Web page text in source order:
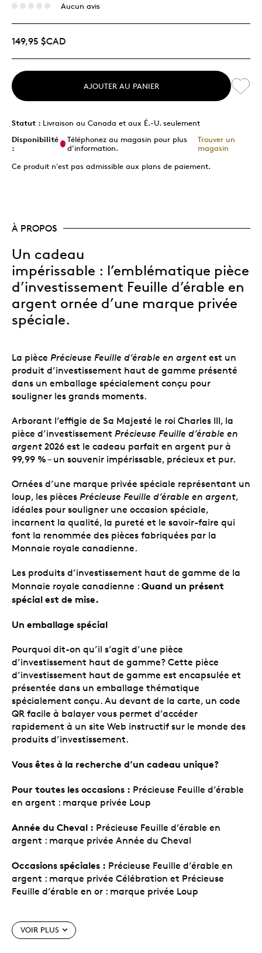
Aucun avis
149,95 $CAD
AJOUTER AU PANIER
Statut : Livraison au Canada et aux É.-U. seulement
Disponibilité
:
Téléphonez au magasin pour plus
d’information.
Trouver un
magasin
Ce produit n'est pas admissible aux plans de paiement.
À PROPOS
Un cadeau
impérissable : l’emblématique pièce
d’investissement Feuille d’érable en
argent ornée d’une marque privée
spéciale.
La pièce Précieuse Feuille d’érable en argent est un
produit d’investissement haut de gamme présenté
dans un emballage spécialement conçu pour
souligner les grands moments.
Arborant l’effigie de Sa Majesté le roi Charles III, la
pièce d’investissement Précieuse Feuille d’érable en
argent 2026 est le cadeau parfait en argent pur à
99,99 % – un souvenir impérissable, précieux et pur.
Ornées d’une marque privée spéciale représentant un
loup, les pièces Précieuse Feuille d’érable en argent,
idéales pour souligner une occasion spéciale,
incarnent la qualité, la pureté et le savoir-faire qui
font la renommée des pièces fabriquées par la
Monnaie royale canadienne.
Les produits d’investissement haut de gamme de la
Monnaie royale canadienne : Quand un présent
spécial est de mise.
Un emballage spécial
Pourquoi dit-on qu’il s’agit d’une pièce
d’investissement haut de gamme? Cette pièce
d’investissement haut de gamme est encapsulée et
présentée dans un emballage thématique
spécialement conçu. Au devant de la carte, un code
QR facile à balayer vous permet d’accéder
rapidement à un site Web instructif sur le monde des
produits d’investissement.
Vous êtes à la recherche d’un cadeau unique?
Pour toutes les occasions : Précieuse Feuille d’érable
en argent : marque privée Loup
Année du Cheval : Précieuse Feuille d’érable en
argent : marque privée Année du Cheval
Occasions spéciales : Précieuse Feuille d’érable en
argent : marque privée Célébration et Précieuse
Feuille d’érable en or : marque privée Loup
Caractéristiques particulières
VOIR PLUS